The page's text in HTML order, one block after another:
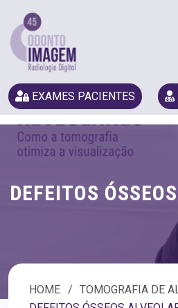
EXAMES PACIENTES
DEFEITOS
HOME
TOMOGRAFIA DE